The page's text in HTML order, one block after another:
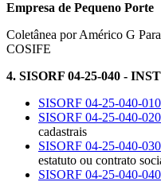
Empresa de Pequeno Porte
Coletânea por Américo G
COSIFE
4. SISORF 04-25-040 -
SISORF 04-25-040-010
SISORF 04-25-040-020
cadastrais
SISORF 04-25-040-030
estatuto ou contrato
SISORF 04-25-040-040